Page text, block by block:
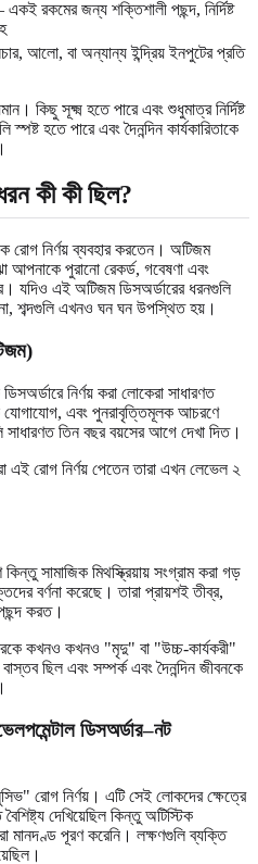
রকমের জন্য শক্তিশালী পছন্দ, নির্দিষ্ট
আলো, বা অন্যান্য ইন্দ্রিয় ইনপুটের প্রতি
কিছু সূক্ষ্ম হতে পারে এবং শুধুমাত্র নির্দিষ্ট
হতে পারে এবং দৈনন্দিন কার্যকারিতাকে
কী কী ছিল?
রোগ নির্ণয় ব্যবহার করতেন। অটিজম
আপনাকে পুরানো রেকর্ড, গবেষণা এবং
যদিও এই অটিজম ডিসঅর্ডারের ধরনগুলি
শব্দগুলি এখনও ঘন ঘন উপস্থিত হয়।
নির্ণয় করা লোকেরা সাধারণত
যোগাযোগ, এবং পুনরাবৃত্তিমূলক আচরণে
তিন বছর বয়সের আগে দেখা দিত।
এই রোগ নির্ণয় পেতেন তারা এখন লেভেল ২
কিন্তু সামাজিক মিথস্ক্রিয়ায় সংগ্রাম করা গড়
বর্ণনা করেছে। তারা প্রায়শই তীব্র,
করত।
কখনও কখনও "মৃদু" বা "উচ্চ-কার্যকরী"
ছিল এবং সম্পর্ক এবং দৈনন্দিন জীবনকে
ডিসঅর্ডার–নট
রোগ নির্ণয়। এটি সেই লোকদের ক্ষেত্রে
দেখিয়েছিল কিন্তু অটিস্টিক
মানদণ্ড পূরণ করেনি। লক্ষণগুলি ব্যক্তি